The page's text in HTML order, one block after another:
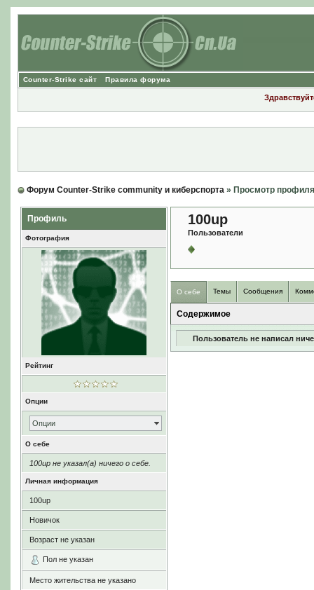
Counter-Strike сайт Правила форума
Форум Counter-Strike community и киберспорта» Просмотр профиля
Профиль
Фотография
Рейтинг
Опции
Опции
О себе
100up не указал(а) ничего о себе.
Личная информация
100up
Новичок
Возраст не указан
Пол не указан
Место жительства не указано
100up
Пользователи
О себе Темы Сообщения
Содержимое
Пользователь не написал